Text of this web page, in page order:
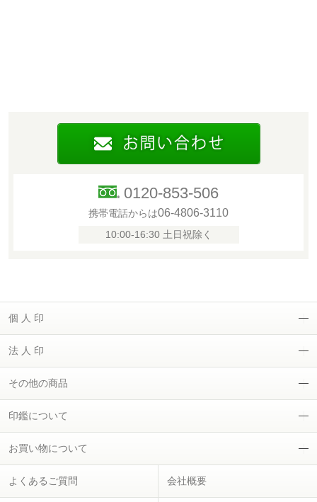
0120-853-506
携帯電話からは06-4806-3110
10:00-16:30 土日祝除く
個 人 印
法 人 印
その他の商品
印鑑について
お買い物について
よくあるご質問 会社概要